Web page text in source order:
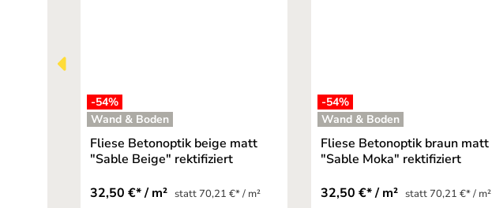
-54%
Wand & Boden
Fliese Betonoptik beige matt
"Sable Beige" rektifiziert
32,50 €* / m² statt 70,21 €* / m²
-54%
Wand & Boden
Fliese Betonoptik braun matt
"Sable Moka" rektifiziert
32,50 €* / m² statt 70,21 €* / m²